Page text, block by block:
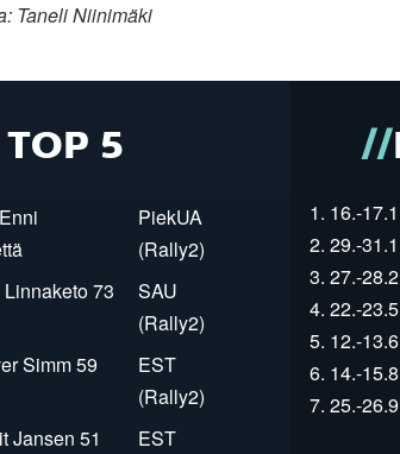
Taneli Niinimäki
TOP 5
PiekUA
(Rally2)
73
SAU
(Rally2)
Simm 59
EST
(Rally2)
Jansen 51
EST
1. 16.-
2. 29.-
3. 27.-
4. 22.-
5. 12.-
6. 14.-
7. 25.-